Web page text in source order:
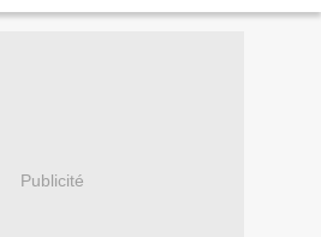
Publicité